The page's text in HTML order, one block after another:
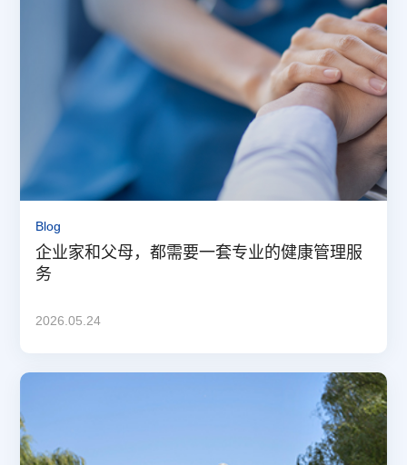
Blog
企业家和父母，都需要一套专业的健康管理服
务
2026.05.24